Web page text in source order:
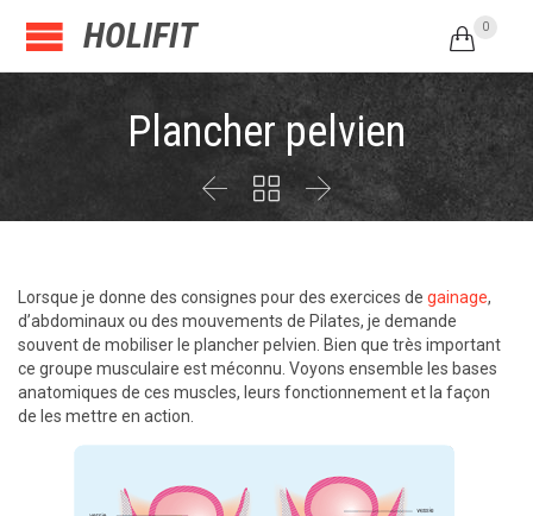
HOLIFIT  0
Plancher pelvien
  
Lorsque je donne des consignes pour des exercices de gainage,
d’abdominaux ou des mouvements de Pilates, je demande
souvent de mobiliser le plancher pelvien. Bien que très important
ce groupe musculaire est méconnu. Voyons ensemble les bases
anatomiques de ces muscles, leurs fonctionnement et la façon
de les mettre en action.